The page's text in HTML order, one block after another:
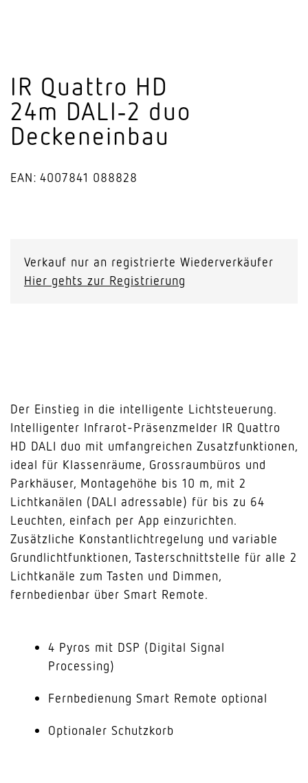
IR Quattro HD
24m DALI‑2 duo
Deckeneinbau
EAN: 4007841 088828
HD
24m
Verkauf nur an registrierte Wiederverkäufer
Hier gehts zur Registrierung
Der Einstieg in die intelligente Lichtsteuerung.
Intelligenter Infrarot-Präsenzmelder IR Quattro
HD DALI duo mit umfangreichen Zusatzfunktionen,
ideal für Klassenräume, Grossraumbüros und
Parkhäuser, Montagehöhe bis 10 m, mit 2
Lichtkanälen (DALI adressable) für bis zu 64
Leuchten, einfach per App einzurichten.
Zusätzliche Konstantlichtregelung und variable
Grundlichtfunktionen, Tasterschnittstelle für alle 2
Lichtkanäle zum Tasten und Dimmen,
fernbedienbar über Smart Remote.
4 Pyros mit DSP (Digital Signal
Processing)
Fernbedienung Smart Remote optional
Optionaler Schutzkorb